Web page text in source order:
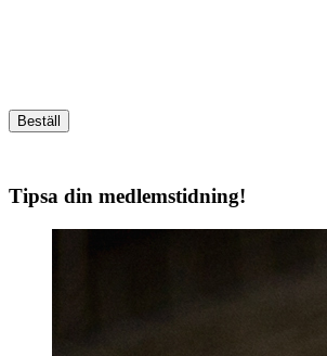
Beställ
Tipsa din medlemstidning!